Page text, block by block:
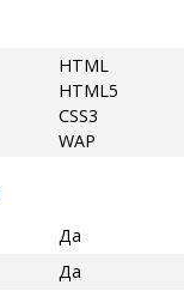
HTML
HTML5
CSS3
WAP
Да
Да